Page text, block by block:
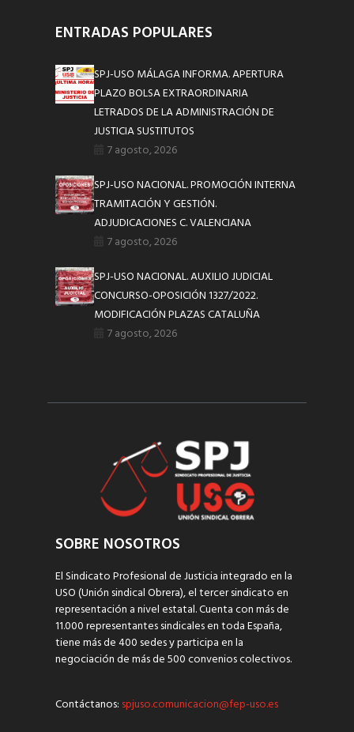
ENTRADAS POPULARES
SPJ-USO MÁLAGA INFORMA. APERTURA
PLAZO BOLSA EXTRAORDINARIA
LETRADOS DE LA ADMINISTRACIÓN DE
JUSTICIA SUSTITUTOS
7 agosto, 2026
SPJ-USO NACIONAL. PROMOCIÓN INTERNA
TRAMITACIÓN Y GESTIÓN.
ADJUDICACIONES C. VALENCIANA
7 agosto, 2026
SPJ-USO NACIONAL. AUXILIO JUDICIAL
CONCURSO-OPOSICIÓN 1327/2022.
MODIFICACIÓN PLAZAS CATALUÑA
7 agosto, 2026
SOBRE NOSOTROS
El Sindicato Profesional de Justicia integrado en la
USO (Unión sindical Obrera), el tercer sindicato en
representación a nivel estatal. Cuenta con más de
11.000 representantes sindicales en toda España,
tiene más de 400 sedes y participa en la
negociación de más de 500 convenios colectivos.
Contáctanos: spjuso.comunicacion@fep-uso.es